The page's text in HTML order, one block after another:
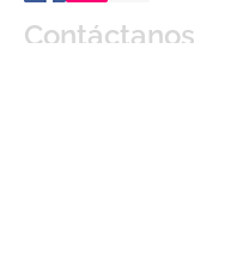
Contáctanos